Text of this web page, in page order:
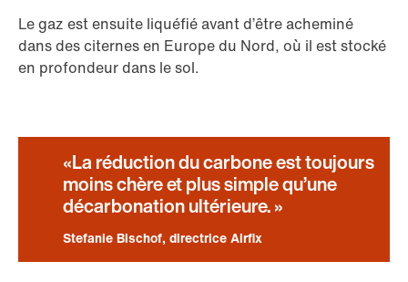
Le gaz est ensuite liquéfié avant d’être acheminé
dans des citernes en Europe du Nord, où il est stocké
en profondeur dans le sol.
La réduction du carbone est toujours
moins chère et plus simple qu’une
décarbonation ultérieure.
Stefanie Bischof, directrice Airfix